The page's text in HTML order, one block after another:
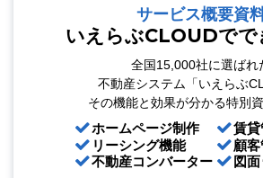
サービス概要資
いえらぶCLOUDでで
全国15,000社に選ばれ
不動産システム「いえらぶ
その機能と効果が分かる特別資
ホームページ制作
リーシング機能
不動産コンバーター
賃
顧
図